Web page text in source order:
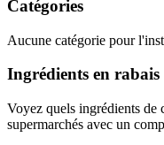
Catégories
Aucune catégorie pour
Ingrédients en rabais
Voyez quels ingrédients de
supermarchés avec un